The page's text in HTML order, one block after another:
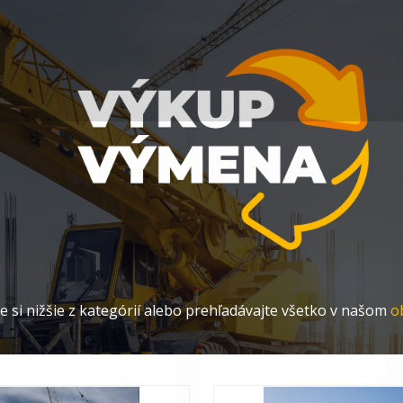
Výkup A
Výmena
U nás máte možnosť výmeny Vášho stroja
alebo ho od Vás odkúpime.
si nižšie z kategórií alebo prehľadávajte všetko v našom